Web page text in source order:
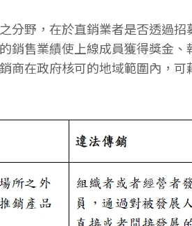
分野，在於直銷業者是否透過
銷售業績使上線成員獲得獎金
商在政府核可的地域範圍內，